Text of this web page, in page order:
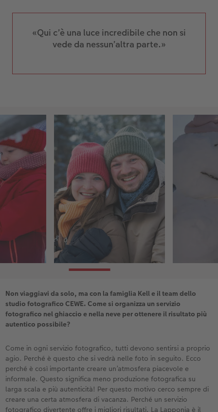
«Qui c’è una luce incredibile che non si
vede da nessun’altra parte.»
Non viaggiavi da solo, ma con la famiglia Kell e il team dello
studio fotografico CEWE. Come si organizza un servizio
fotografico nel ghiaccio e nella neve per ottenere il risultato più
autentico possibile?
Come in ogni servizio fotografico, tutti devono sentirsi a proprio
agio. Perché è questo che si vedrà nelle foto in seguito. Ecco
perché è così importante creare un’atmosfera piacevole e
informale. Questo significa meno produzione fotografica su
larga scala e più autenticità! Per questo motivo cerco sempre di
creare una certa atmosfera di vacanza. Perché un servizio
fotografico divertente offre i migliori risultati. La Lapponia è il